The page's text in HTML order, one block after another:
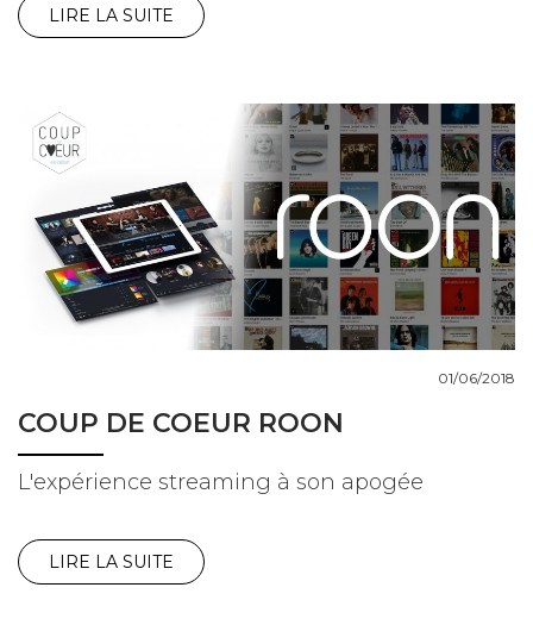
LIRE LA SUITE
COUP DE COEUR ROON
01/06/2018
L'expérience streaming à son apogée
LIRE LA SUITE